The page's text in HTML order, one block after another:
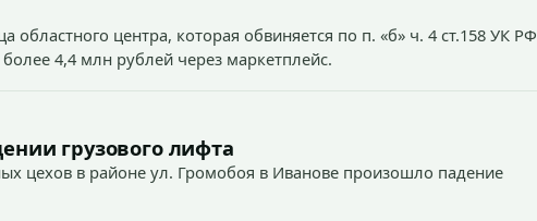
областного центра, которая обвиняется по п. «б» ч. 4 ст.158 УК РФ
4,4 млн рублей через маркетплейс.
грузового лифта
цехов в районе ул. Громобоя в Иванове произошло падение